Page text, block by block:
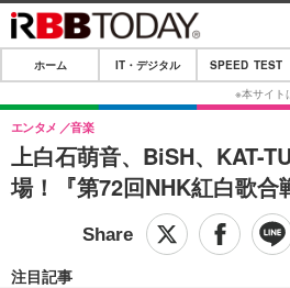
ホーム
IT・デジタル
IT・デジタルTOP
ショッピング
SPEED TEST
エンタメTOP
ホーム IT・デジタル SPEED TEST
上白石萌音、BiSH、KAT-
場！『第72回NHK紅白歌合
エンタメ 音楽
注目記事